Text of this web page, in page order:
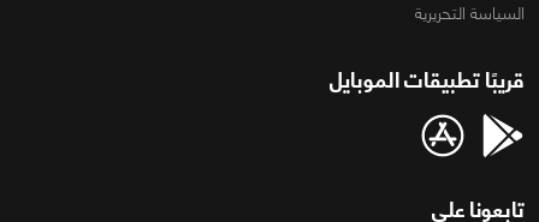
السياسة التحريرية
قريبًا تطبيقات الموبايل
تابعونا على